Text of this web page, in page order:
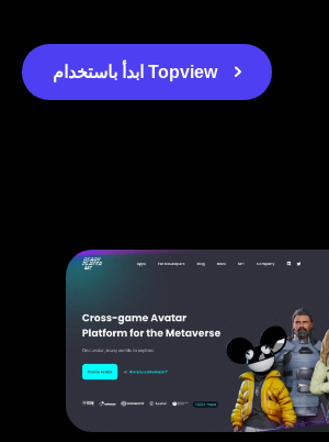
ابدأ باستخدام Topview